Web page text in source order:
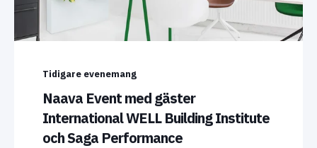
Tidigare evenemang
Naava Event med gäster
International WELL Building Institute
och Saga Performance